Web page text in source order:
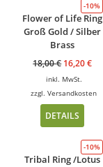
-10%
Flower of Life Ring
Groß Gold / Silber
Brass
18,00€ 16,20€
inkl. MwSt.
zzgl.Versandkosten
DETAILS
-10%
Tribal Ring /Lotus